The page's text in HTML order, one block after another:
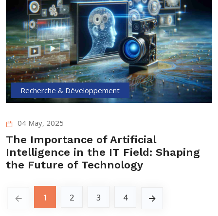
Recherche & Développement
04 May, 2025
The Importance of Artificial
Intelligence in the IT Field: Shaping
the Future of Technology
1 2 3 4